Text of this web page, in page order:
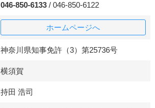
046-850-6133/ 046-850-6122
ホームページへ
神奈川県知事免許（3）第25736号
横須賀
持田 浩司